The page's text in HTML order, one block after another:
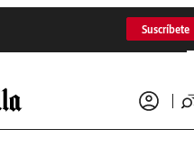
Suscríbete